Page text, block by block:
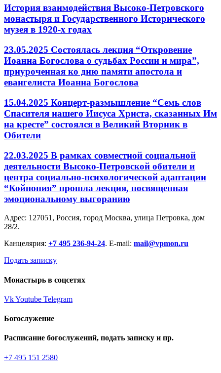
История взаимодействия Высоко-Петровского
монастыря и Государственного Исторического
музея в 1920-х годах
23.05.2025 Состоялась лекция “Откровение
Иоанна Богослова о судьбах России и мира”,
приуроченная ко дню памяти апостола и
евангелиста Иоанна Богослова
15.04.2025 Концерт-размышление “Семь слов
Спасителя нашего Иисуса Христа, сказанных Им
на кресте” состоялся в Великий Вторник в
Обители
22.03.2025 В рамках совместной социальной
деятельности Высоко-Петровской обители и
центра социально-психологической адаптации
“Койнония” прошла лекция, посвященная
эмоциональному выгоранию
Адрес: 127051, Россия, город Москва, улица Петровка, дом
28/2.
Канцелярия: +7 495 236-94-24. E-mail: mail@vpmon.ru
Подать записку
Монастырь в соцсетях
VkYoutube Telegram
Богослужение
Расписание богослужений, подать записку и пр.
+7 495 151 2580